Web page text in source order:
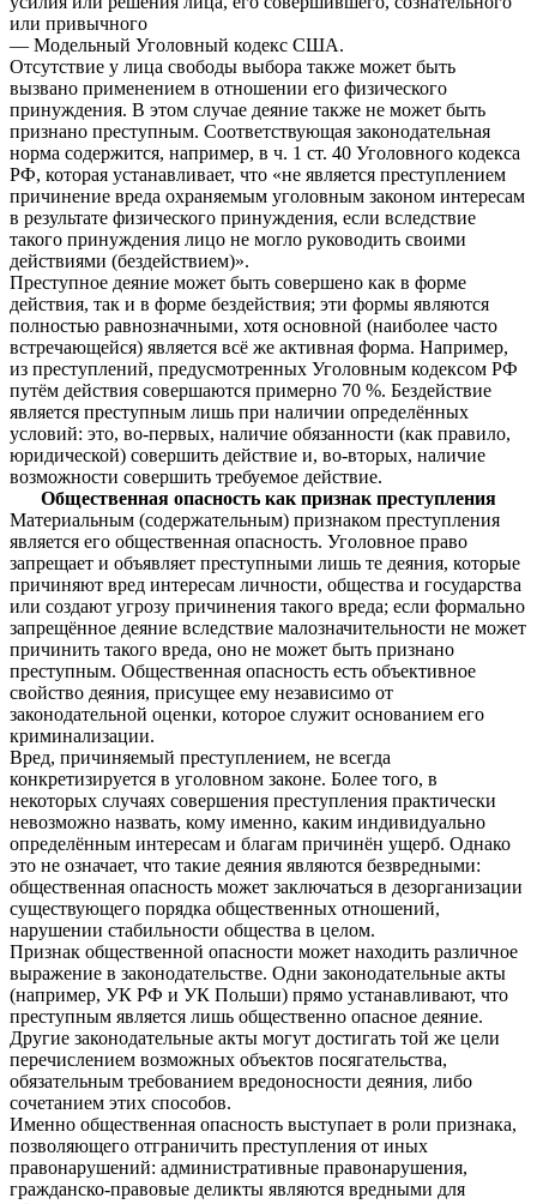
или привычного
— Модельный Уголовный кодекс США.
Отсутствие у лица свободы выбора также может быть
вызвано применением в отношении его физического
принуждения. В этом случае деяние также не может быть
признано преступным. Соответствующая законодательная
норма содержится, например, в ч. 1 ст. 40 Уголовного кодекса
РФ, которая устанавливает, что «не является преступлением
причинение вреда охраняемым уголовным законом интересам
в результате физического принуждения, если вследствие
такого принуждения лицо не могло руководить своими
действиями (бездействием)».
Преступное деяние может быть совершено как в форме
действия, так и в форме бездействия; эти формы являются
полностью равнозначными, хотя основной (наиболее часто
встречающейся) является всё же активная форма. Например,
из преступлений, предусмотренных Уголовным кодексом РФ
путём действия совершаются примерно 70 %. Бездействие
является преступным лишь при наличии определённых
условий: это, во-первых, наличие обязанности (как правило,
юридической) совершить действие и, во-вторых, наличие
возможности совершить требуемое действие.
Общественная опасность как признак преступления
Материальным (содержательным) признаком преступления
является его общественная опасность. Уголовное право
запрещает и объявляет преступными лишь те деяния, которые
причиняют вред интересам личности, общества и государства
или создают угрозу причинения такого вреда; если формально
запрещённое деяние вследствие малозначительности не может
причинить такого вреда, оно не может быть признано
преступным. Общественная опасность есть объективное
свойство деяния, присущее ему независимо от
законодательной оценки, которое служит основанием его
криминализации.
Вред, причиняемый преступлением, не всегда
конкретизируется в уголовном законе. Более того, в
некоторых случаях совершения преступления практически
невозможно назвать, кому именно, каким индивидуально
определённым интересам и благам причинён ущерб. Однако
это не означает, что такие деяния являются безвредными:
общественная опасность может заключаться в дезорганизации
существующего порядка общественных отношений,
нарушении стабильности общества в целом.
Признак общественной опасности может находить различное
выражение в законодательстве. Одни законодательные акты
(например, УК РФ и УК Польши) прямо устанавливают, что
преступным является лишь общественно опасное деяние.
Другие законодательные акты могут достигать той же цели
перечислением возможных объектов посягательства,
обязательным требованием вредоносности деяния, либо
сочетанием этих способов.
Именно общественная опасность выступает в роли признака,
позволяющего отграничить преступления от иных
правонарушений: административные правонарушения,
гражданско-правовые деликты являются вредными для